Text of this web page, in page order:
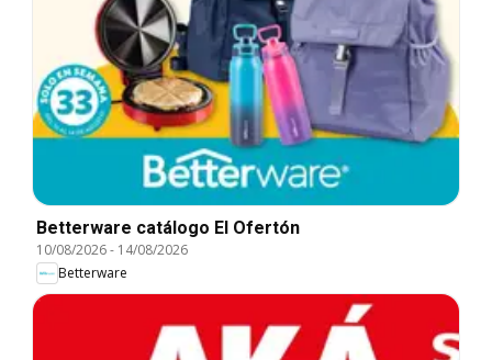
Betterware catálogo El Ofertón
10/08/2026- 14/08/2026
Betterware